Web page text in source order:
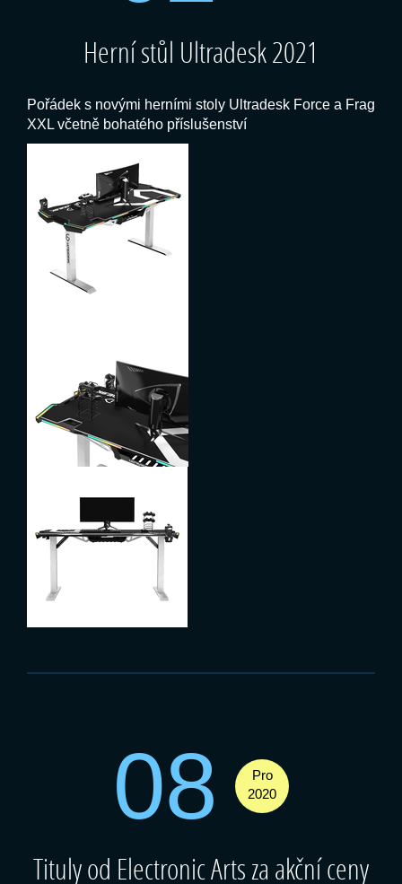
Herní stůl Ultradesk 2021
Pořádek s novými herními stoly Ultradesk Force a Frag
XXL včetně bohatého příslušenství
08
Pro
2020
Tituly od Electronic Arts za akční ceny